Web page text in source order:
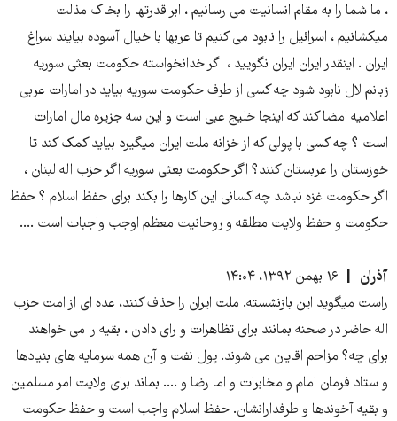
، ما شما را به مقام انسانیت می رسانیم ، ابر قدرتها را بخاک مذلت
میکشانیم ، اسرائیل را نابود می کنیم تا عربها با خیال آسوده بیایند سراغ
ایران . اینقدر ایران ایران نگویید ، اگر خدانخواسته حکومت بعثی سوریه
زبانم لال نابود شود چه کسی از طرف حکومت سوریه بیاید در امارات عربی
اعلامیه امضا کند که اینجا خلیج عبی است و این سه جزیره مال امارات
است ؟ چه کسی با پولی که از خزانه ملت ایران میگیرد بیاید کمک کند تا
خوزستان را عربستان کنند؟ اگر حکومت بعثی سوریه اگر حزب اله لبنان ،
اگر حکومت غزه نباشد چه کسانی این کارها را بکند برای حفظ اسلام ؟ حفظ
حکومت و حفظ ولایت مطلقه و روحانیت معظم اوجب واجبات است ....
آذران
۱۶ بهمن ۱۳۹۲، ۱۴:۰۴
راست میگوید این بازنشسته. ملت ایران را حذف کنند، عده ای از امت حزب
اله حاضر در صحنه بمانند برای تظاهرات و رای دادن ، بقیه را می خواهند
برای چه؟ مزاحم اقایان می شوند. پول نفت و آن همه سرمایه های بنیادها
و ستاد فرمان امام و مخابرات و اما رضا و .... بماند برای ولایت امر مسلمین
و بقیه آخوندها و طرفدارانشان. حفظ اسلام واجب است و حفظ حکومت